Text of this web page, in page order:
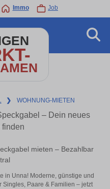
Immo Job
❯ WOHNUNG-MIETEN
– Dein neues
finden
mieten – Bezahlbar
in Unna! Moderne, günstige und
Paare & Familien – jetzt